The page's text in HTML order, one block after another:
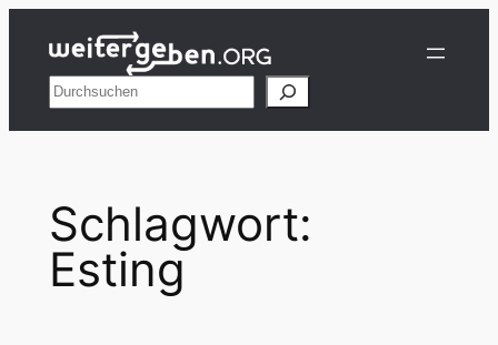
Inhalt
springenSuchen
Schlagwort:
Esting